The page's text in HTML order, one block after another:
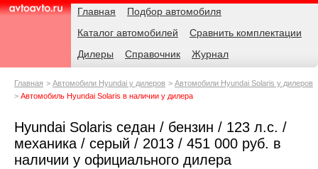
AvtoAvto.ru
Навигация Главная
Подбор автомобиля
Каталог автомобилей
Сравнить комплектации
Дилеры
Справочник Журнал
Родительские
Главная Автомобили Hyundai у дилеров
Автомобили Hyundai Solaris у дилеров
Автомобиль Hyundai Solaris в наличии у дилера
Hyundai Solaris седан / бензин / 123 л.с. /
механика / серый / 2013 / 451 000 руб. в
наличии у официального дилера